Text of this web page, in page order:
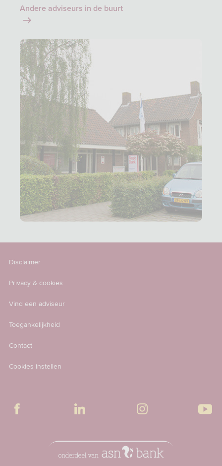
Andere adviseurs in de buurt
Disclaimer
Privacy & cookies
Vind een adviseur
Toegankelijkheid
Contact
Cookies instellen